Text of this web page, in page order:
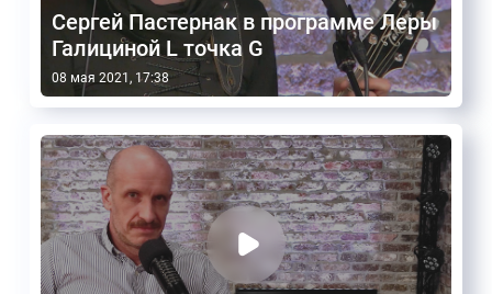
Сергей Пастернак в программе Леры
Галициной L точка G
08 мая 2021, 17:38